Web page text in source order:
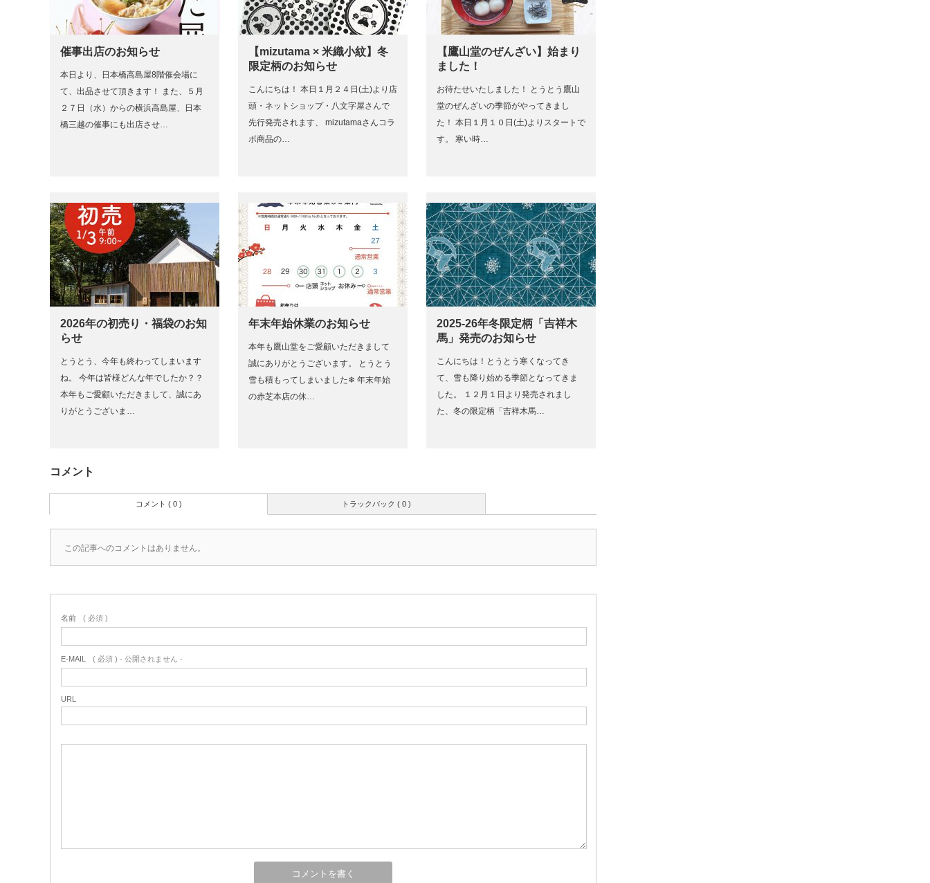
催事出店のお知らせ
本日より、日本橋高島屋8階催会場に
て、出品させて頂きます！ また、５月
２７日（水）からの横浜高島屋、日本
橋三越の催事にも出店させ…
【mizutama × 米織小紋】冬
限定柄のお知らせ
こんにちは！ 本日１月２４日(土)より店
頭・ネットショップ・八文字屋さんで
先行発売されます、 mizutamaさんコラ
ボ商品の…
【鷹山堂のぜんざい】始まり
ました！
お待たせいたしました！ とうとう鷹山
堂のぜんざいの季節がやってきまし
た！ 本日１月１０日(土)よりスタートで
す。 寒い時…
2026年の初売り・福袋のお知
らせ
とうとう、今年も終わってしまいます
ね。 今年は皆様どんな年でしたか？？
本年もご愛顧いただきまして、誠にあ
りがとうございま…
年末年始休業のお知らせ
本年も鷹山堂をご愛顧いただきまして
誠にありがとうございます。 とうとう
雪も積もってしまいました❄︎ 年末年始
の赤芝本店の休…
2025-26年冬限定柄「吉祥木
馬」発売のお知らせ
こんにちは！とうとう寒くなってき
て、雪も降り始める季節となってきま
した。 １２月１日より発売されまし
た、冬の限定柄「吉祥木馬…
コメント
トラックバック ( 0 )
コメント ( 0 )
この記事へのコメントはありません。
名前 ( 必須 )
E-MAIL ( 必須 ) - 公開されません -
URL